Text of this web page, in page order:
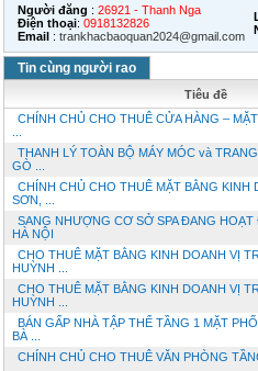
Người đăng : 26921 - Thanh Nga
Điện thoại: 0918132826
Email : trankhacbaoquan2024@gmail.com
Tin cùng người rao
Tiêu đề
CHÍNH CHỦ CHO THUÊ CỬA HÀNG –
THANH LÝ TOÀN BỘ MÁY MÓC và
GÒ ...
CHÍNH CHỦ CHO THUÊ MẶT BẰNG KINH
SƠN, ...
SANG NHƯỢNG CƠ SỞ SPA ĐANG
HÀ NỘI
CHO THUÊ MẶT BẰNG KINH DOANH VỊ
HUỲNH ...
CHO THUÊ MẶT BẰNG KINH DOANH VỊ
HUỲNH ...
BÁN GẤP NHÀ TẬP THỂ TẦNG 1 MẶT
BÀ ...
CHÍNH CHỦ CHO THUÊ VĂN PHÒNG